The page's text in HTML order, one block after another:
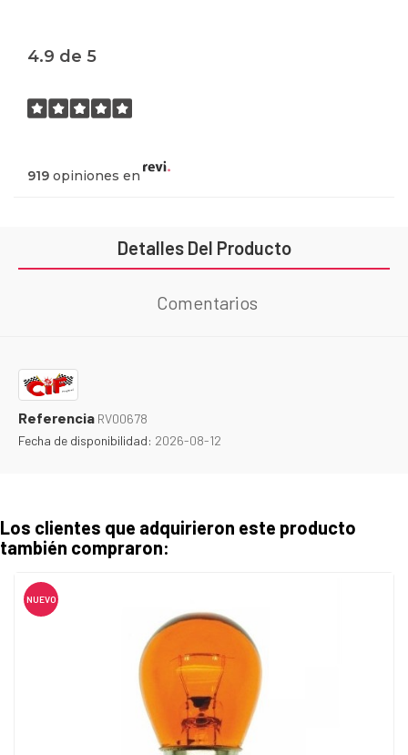
4.9 de 5
919 opiniones en
Detalles Del Producto
Comentarios
Referencia RV00678
Fecha de disponibilidad: 2026-08-12
Los clientes que adquirieron este producto
también compraron:
NUEVO